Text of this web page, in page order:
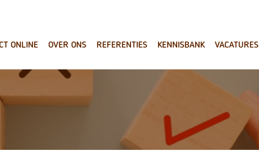
ONLINE OVER ONS REFERENTIES KENNISBANK VACATURES